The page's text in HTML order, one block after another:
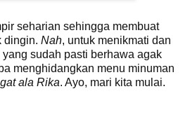
seharian sehingga membuat
dingin. Nah, untuk menikmati dan
sudah pasti berhawa agak
menghidangkan menu minuman
ala Rika. Ayo, mari kita mulai.